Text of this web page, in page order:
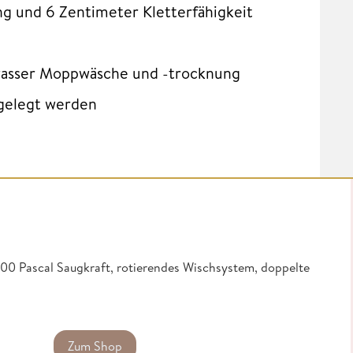
und 6 Zentimeter Kletterfähigkeit
Moppwäsche und -trocknung
werden
Pascal Saugkraft, rotierendes Wischsystem, doppelte
Zum Shop